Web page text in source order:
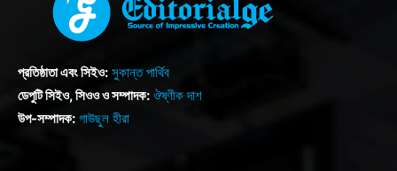
প্রতিষ্ঠাতা এবং সিইও: সুকান্ত পার্থিব
ডেপুটি সিইও, সিওও ও সম্পাদক: ঔষ্ণীক দাশ
উপ-সম্পাদক: গাউছুল হীরা